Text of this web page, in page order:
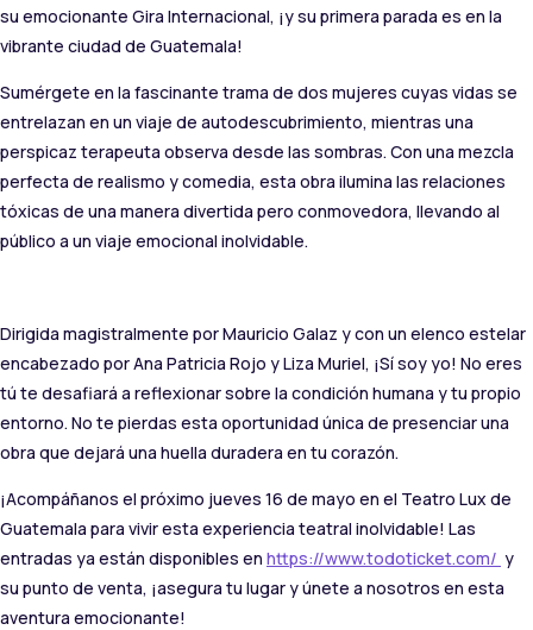
su emocionante Gira Internacional, ¡y su primera parada es en la
vibrante ciudad de Guatemala!
Sumérgete en la fascinante trama de dos mujeres cuyas vidas se
entrelazan en un viaje de autodescubrimiento, mientras una
perspicaz terapeuta observa desde las sombras. Con una mezcla
perfecta de realismo y comedia, esta obra ilumina las relaciones
tóxicas de una manera divertida pero conmovedora, llevando al
público a un viaje emocional inolvidable.
Dirigida magistralmente por Mauricio Galaz y con un elenco estelar
encabezado por Ana Patricia Rojo y Liza Muriel, ¡Sí soy yo! No eres
tú te desafiará a reflexionar sobre la condición humana y tu propio
entorno. No te pierdas esta oportunidad única de presenciar una
obra que dejará una huella duradera en tu corazón.
¡Acompáñanos el próximo jueves 16 de mayo en el Teatro Lux de
Guatemala para vivir esta experiencia teatral inolvidable! Las
entradas ya están disponibles en https://www.todoticket.com/ y
su punto de venta, ¡asegura tu lugar y únete a nosotros en esta
aventura emocionante!